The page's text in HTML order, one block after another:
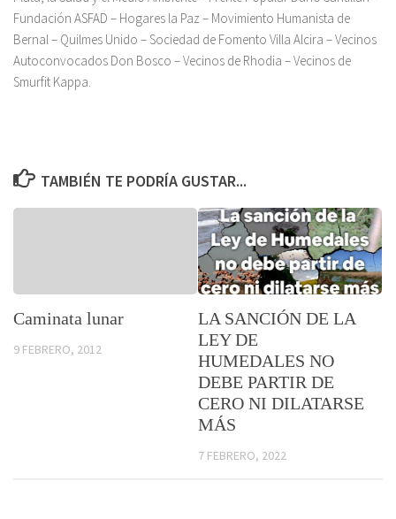
Fundación ASFAD – Hogares la Paz – Movimiento Humanista de
Bernal – Quilmes Unido – Sociedad de Fomento Villa Alcira – Vecinos
Autoconvocados Don Bosco – Vecinos de Rhodia – Vecinos de
Smurfit Kappa.
TAMBIÉN TE PODRÍA GUSTAR...
Caminata lunar
9 FEBRERO, 2012
LA SANCIÓN DE LA
LEY DE
HUMEDALES NO
DEBE PARTIR DE
CERO NI DILATARSE
MÁS
7 FEBRERO, 2022